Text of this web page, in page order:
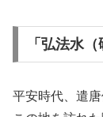
「弘法水
平安時代、遣